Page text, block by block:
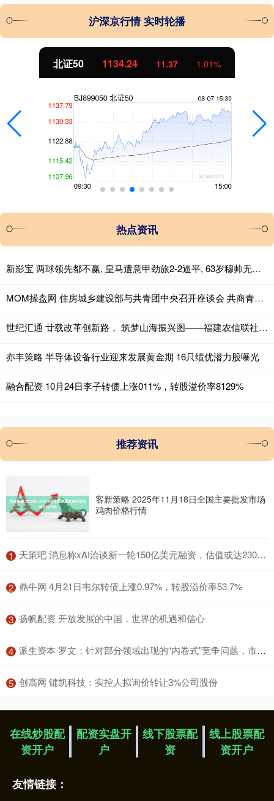
沪深京行情 实时轮播
北证50 1134.24 11.37 1.01%
热点资讯
新影宝 两球领先都不赢, 皇马遭意甲劲旅2-2逼平, 63岁穆帅无缘上任2连胜
MOM操盘网 住房城乡建设部与共青团中央召开座谈会 共商青年安居与“好房子”建设
世纪汇通 廿载改革创新路， 筑梦山海振兴图——福建农信联社成立20周年发展纪实
亦丰策略 半导体设备行业迎来发展黄金期 16只绩优潜力股曝光
融合配资 10月24日李子转债上涨011%，转股溢价率8129%
推荐资讯
客新策略 2025年11月18日全国主要批发市场
鸡肉价格行情
1 ​天策吧 消息称xAI洽谈新一轮150亿美元融资，估值或达2300亿美元
2 ​鼎牛网 4月21日韦尔转债上涨0.97%，转股溢价率53.7%
3 ​扬帆配资 开放发展的中国，世界的机遇和信心
4 ​派生资本 罗文：针对部分领域出现的“内卷式”竞争问题，市场监管部门将加强反垄断和反不正当竞争执法
5 ​创高网 键凯科技：实控人拟询价转让3%公司股份
在线炒股配
资开户
配资实盘开
户
线下股票配
资
线上股票配
资开户
友情链接：